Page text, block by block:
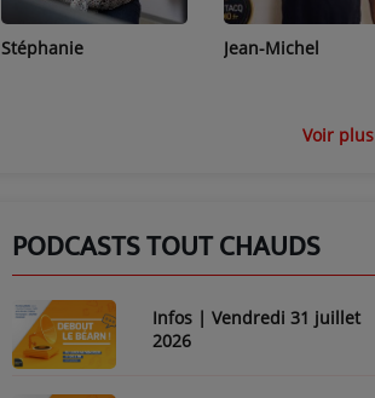
Stéphanie Jean-Michel
Voir plus
PODCASTS TOUT CHAUDS
Infos | Vendredi 31 juillet
2026